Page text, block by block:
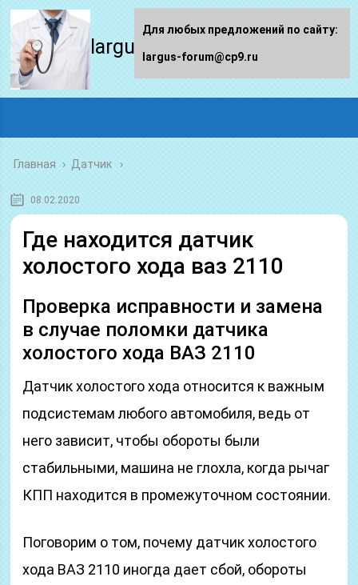
largus-forum.ru
Главная › Датчик
08.02.2020
Где находится датчик
холостого хода ваз 2110
Проверка исправности и замена
в случае поломки датчика
холостого хода ВАЗ 2110
Датчик холостого хода относится к важным
подсистемам любого автомобиля, ведь от
него зависит, чтобы обороты были
стабильными, машина не глохла, когда рычаг
КПП находится в промежуточном состоянии.
Поговорим о том, почему датчик холостого
хода ВАЗ 2110 иногда дает сбой, обороты
Для любых предложений по сайту:
largus-forum@cp9.ru